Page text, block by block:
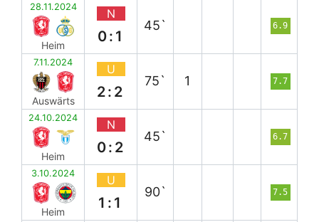
28.11.2024
Heim
N
0:1
45` 6.9
7.11.2024
Auswärts
U
2:2
75` 1 7.7
24.10.2024
Heim
N
0:2
45` 6.7
3.10.2024
Heim
U
1:1
90` 7.5